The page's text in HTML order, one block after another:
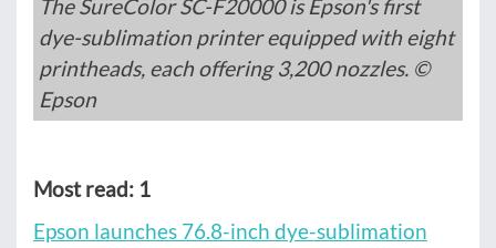
The SureColor SC-F20000 is Epson's first
dye-sublimation printer equipped with eight
printheads, each offering 3,200 nozzles. ©
Epson
Most read: 1
Epson launches 76.8-inch dye-sublimation